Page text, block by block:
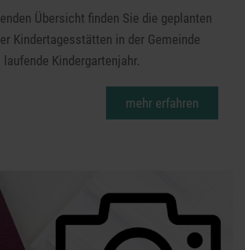
Übersicht finden Sie die geplanten
Kindertagesstätten in der Gemeinde
Kindergartenjahr.
mehr erfahren